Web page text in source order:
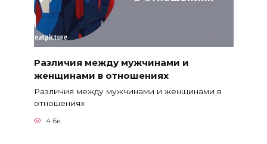
Различия между мужчинами и
женщинами в отношениях
Различия между мужчинами и женщинами в
отношениях
4.6к.